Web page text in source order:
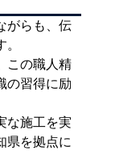
がらも、伝
この職人精
の習得に励
な施工を実
県を拠点に